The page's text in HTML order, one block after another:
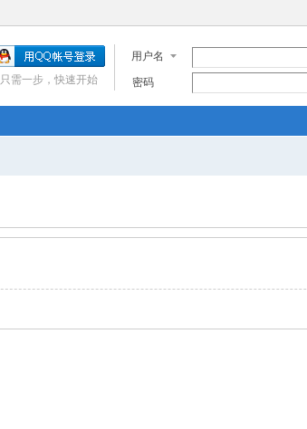
用户名
密码
只需一步，快速开始